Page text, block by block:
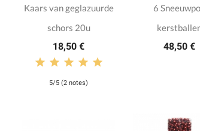
Kaars van geglazuurde
schors 20u
18,50 €
5/5 (2 notes)
6
48,50 €